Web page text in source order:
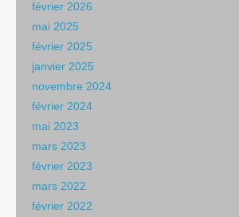
février 2026
mai 2025
février 2025
janvier 2025
novembre 2024
février 2024
mai 2023
mars 2023
février 2023
mars 2022
février 2022